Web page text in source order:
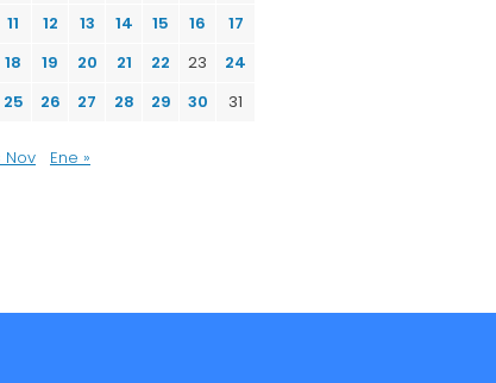
11
12 13 14 15 16
17
18
19 20 21 22 23
24
25
26 27 28 29 30 31
Nov Ene »